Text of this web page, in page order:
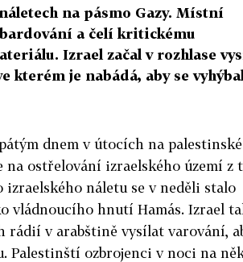
na pásmo Gazy. Místní
a čelí kritickému
Izrael začal v rozhlase
kterém je nabádá, aby se
dnem v útocích na palestinské
na ostřelování izraelského území z
izraelského náletu se v neděli stalo
vládnoucího hnutí Hamás. Izrael
rádií v arabštině vysílat varování,
Palestinští ozbrojenci v noci na